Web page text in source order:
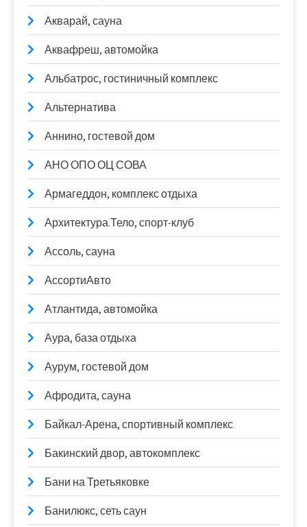
Акварай, сауна
Аквафреш, автомойка
Альбатрос, гостиничный комплекс
Альтернатива
Аннино, гостевой дом
АНО ОПО ОЦ СОВА
Армагеддон, комплекс отдыха
Архитектура.Тело, спорт-клуб
Ассоль, сауна
АссортиАвто
Атлантида, автомойка
Аура, база отдыха
Аурум, гостевой дом
Афродита, сауна
Байкал-Арена, спортивный комплекс
Бакинский двор, автокомплекс
Бани на Третьяковке
Банилюкс, сеть саун